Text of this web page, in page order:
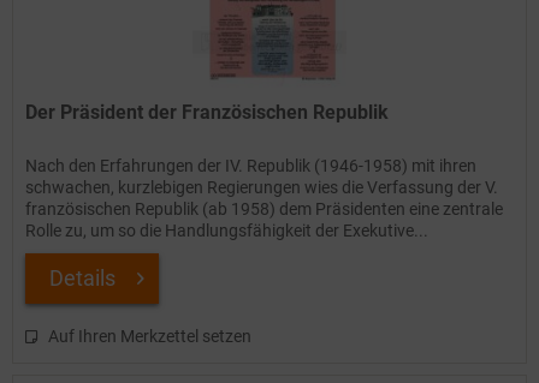
Der Präsident der Französischen Republik
Nach den Erfahrungen der IV. Republik (1946-1958) mit ihren
schwachen, kurzlebigen Regierungen wies die Verfassung der V.
französischen Republik (ab 1958) dem Präsidenten eine zentrale
Rolle zu, um so die Handlungsfähigkeit der Exekutive...
Details
Auf Ihren Merkzettel setzen